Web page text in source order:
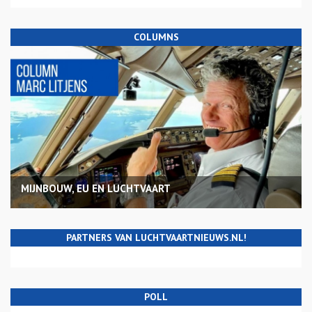
COLUMNS
MIJNBOUW, EU EN LUCHTVAART
PARTNERS VAN LUCHTVAARTNIEUWS.NL!
POLL